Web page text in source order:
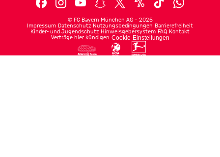
© FC Bayern München AG – 2026
Impressum Datenschutz Nutzungsbedingungen Barrierefreiheit
Kinder- und Jugendschutz Hinweisgebersystem FAQ Kontakt
Verträge hier kündigen Cookie-Einstellungen